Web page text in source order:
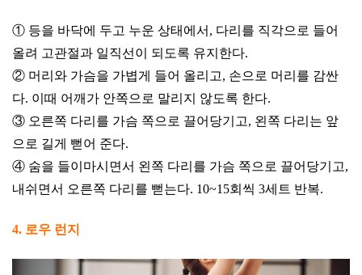
① 등을 바닥에 두고 누운 상태에서, 다리를 직각으로 들어
올려 고관절과 일직선이 되도록 유지한다.
② 머리와 가슴을 가볍게 들어 올리고, 손으로 머리를 감싼
다. 이때 어깨가 안쪽으로 말리지 않도록 한다.
③ 오른쪽 다리를 가슴 쪽으로 끌어당기고, 왼쪽 다리는 앞
으로 길게 뻗어 준다.
④ 숨을 들이마시면서 왼쪽 다리를 가슴 쪽으로 끌어당기고,
내쉬면서 오른쪽 다리를 뻗는다. 10~15회씩 3세트 반복.
4. 로우 런지